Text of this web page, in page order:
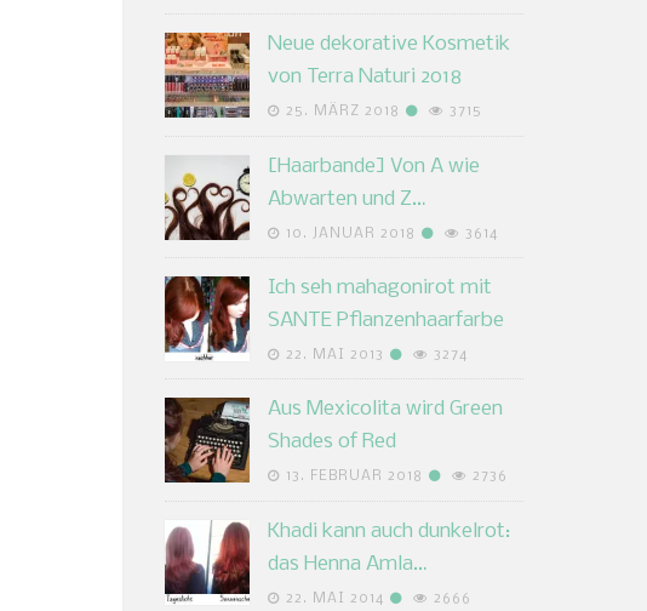
Neue dekorative Kosmetik
von Terra Naturi 2018
25. MÄRZ 2018 3715
[Haarbande] Von A wie
Abwarten und Z…
10. JANUAR 2018 3614
Ich seh mahagonirot mit
SANTE Pflanzenhaarfarbe
22. MAI 2013 3274
Aus Mexicolita wird Green
Shades of Red
13. FEBRUAR 2018 2736
Khadi kann auch dunkelrot:
das Henna Amla…
22. MAI 2014 2666